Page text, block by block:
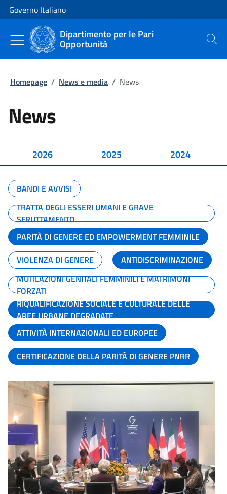
Vai al contenuto
Vai alla navigazione del sito
Governo Italiano
Dipartimento per le Pari
Opportunità Cerca
Homepage / News e media / News
News
2026 2025 2024
BANDI E AVVISI
TRATTA DEGLI ESSERI UMANI E GRAVE
SFRUTTAMENTO
PARITÀ DI GENERE ED EMPOWERMENT FEMMINILE
VIOLENZA DI GENERE
ANTIDISCRIMINAZIONE
MUTILAZIONI GENITALI FEMMINILI E MATRIMONI
FORZATI
RIQUALIFICAZIONE SOCIALE E CULTURALE DELLE
AREE URBANE DEGRADATE
ATTIVITÀ INTERNAZIONALI ED EUROPEE
CERTIFICAZIONE DELLA PARITÀ DI GENERE PNRR